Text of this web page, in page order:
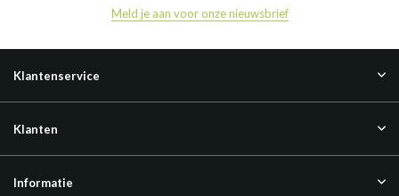
Meld je aan voor onze nieuwsbrief
Klantenservice
Klanten
Informatie